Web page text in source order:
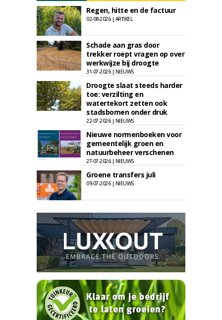
Regen, hitte en de factuur
02-08-2026 | ARTIKEL
Schade aan gras door
trekker roept vragen op over
werkwijze bij droogte
31-07-2026 | NIEUWS
Droogte slaat steeds harder
toe: verzilting en
watertekort zetten ook
stadsbomen onder druk
22-07-2026 | NIEUWS
Nieuwe normenboeken voor
gemeentelijk groen en
natuurbeheer verschenen
27-07-2026 | NIEUWS
Groene transfers juli
09-07-2026 | NIEUWS